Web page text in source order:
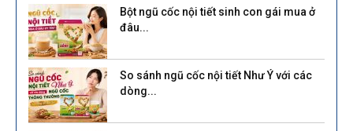
Bột ngũ cốc nội tiết sinh con gái mua ở
đâu...
So sánh ngũ cốc nội tiết Như Ý với các
dòng...